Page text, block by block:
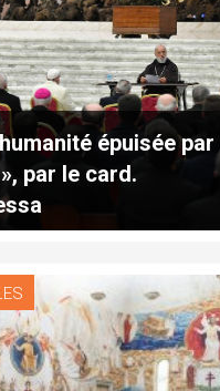
épuisée
par le card.